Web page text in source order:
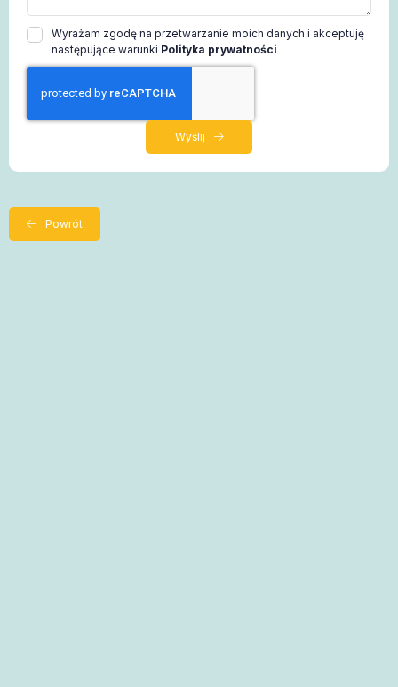
Wyrażam zgodę na przetwarzanie moich danych i akceptuję
następujące warunki Polityka prywatności
Wyślij
Powrót